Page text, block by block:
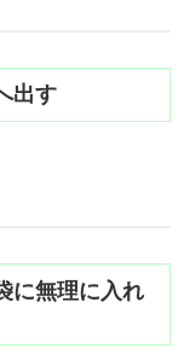
出す
に無理に入れ